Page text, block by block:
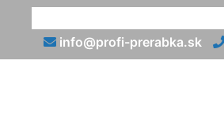
info@profi-prerabka.sk